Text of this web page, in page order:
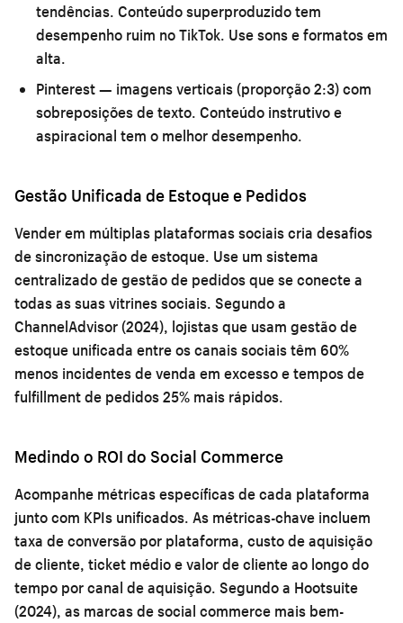
tendências. Conteúdo superproduzido tem
desempenho ruim no TikTok. Use sons e formatos em
alta.
Pinterest— imagens verticais (proporção 2:3) com
sobreposições de texto. Conteúdo instrutivo e
aspiracional tem o melhor desempenho.
Gestão Unificada de Estoque e Pedidos
Vender em múltiplas plataformas sociais cria desafios
de sincronização de estoque. Use um sistema
centralizado de gestão de pedidos que se conecte a
todas as suas vitrines sociais. Segundo a
ChannelAdvisor (2024), lojistas que usam gestão de
estoque unificada entre os canais sociais têm 60%
menos incidentes de venda em excesso e tempos de
fulfillment de pedidos 25% mais rápidos.
Medindo o ROI do Social Commerce
Acompanhe métricas específicas de cada plataforma
junto com KPIs unificados. As métricas-chave incluem
taxa de conversão por plataforma, custo de aquisição
de cliente, ticket médio e valor de cliente ao longo do
tempo por canal de aquisição. Segundo a Hootsuite
(2024), as marcas de social commerce mais bem-